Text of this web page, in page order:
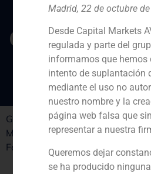
GBS nombra
socios en
GBS Finance ha nombrado
Martínez (Madrid), Juan Navarro
Fernández (Barcelona), que se
Madrid, 22 de octubre
Desde Capital Markets
regulada y parte del
informamos que hemos
intento de suplantación
mediante el uso no
nuestro nombre y la
página web falsa que
representar a nuestra
Queremos dejar
se ha producido